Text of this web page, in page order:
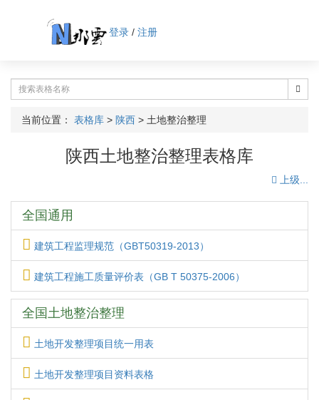
登录/ 注册
当前位置： 表格库 > 陕西 > 土地整治整理
陕西土地整治整理表格库
上级...
全国通用
建筑工程监理规范（GBT50319-2013）
建筑工程施工质量评价表（GB T 50375-2006）
全国土地整治整理
土地开发整理项目统一用表
土地开发整理项目资料表格